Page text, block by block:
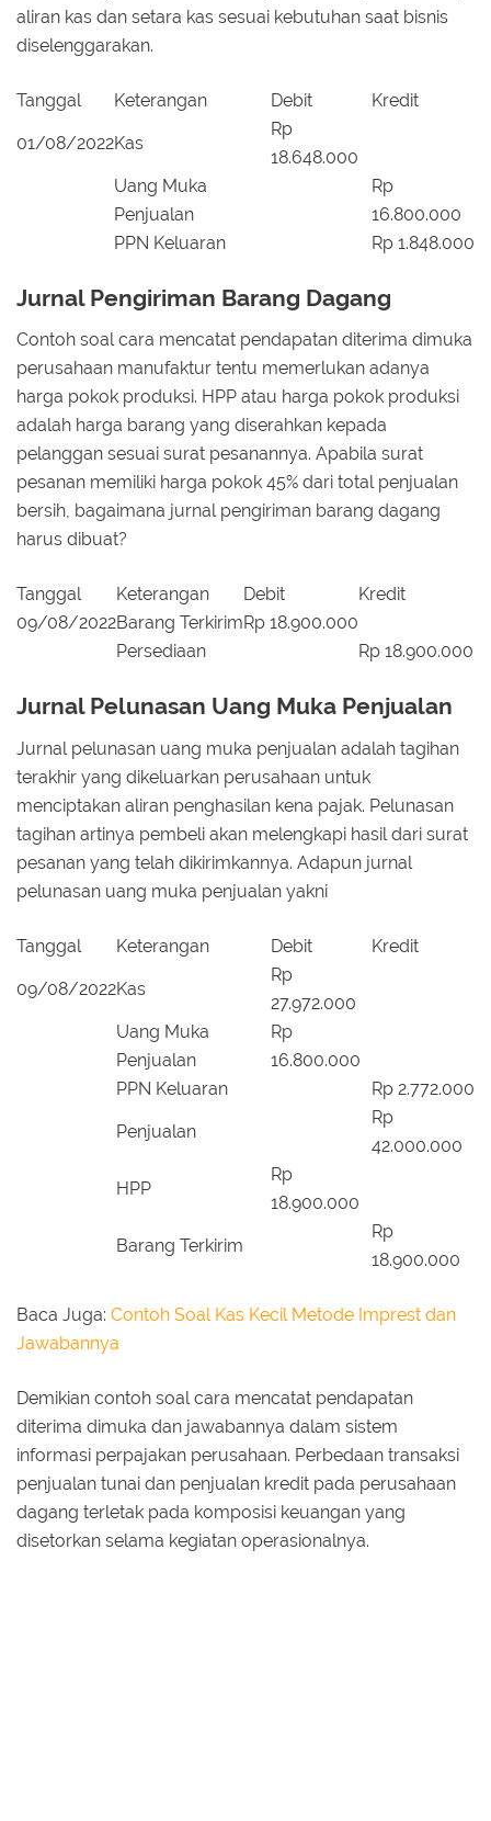
aliran kas dan setara kas sesuai kebutuhan saat bisnis
diselenggarakan.
Tanggal Keterangan Debit Kredit
01/08/2022Kas
Rp
18.648.000
Uang Muka
Penjualan
Rp
16.800.000
PPN Keluaran
Rp 1.848.000
Jurnal Pengiriman Barang Dagang
Contoh soal cara mencatat pendapatan diterima dimuka
perusahaan manufaktur tentu memerlukan adanya
harga pokok produksi. HPP atau harga pokok produksi
adalah harga barang yang diserahkan kepada
pelanggan sesuai surat pesanannya. Apabila surat
pesanan memiliki harga pokok 45% dari total penjualan
bersih, bagaimana jurnal pengiriman barang dagang
harus dibuat?
Tanggal Keterangan Debit
Kredit
09/08/2022Barang TerkirimRp 18.900.000
Persediaan
Rp 18.900.000
Jurnal Pelunasan Uang Muka Penjualan
Jurnal pelunasan uang muka penjualan adalah tagihan
terakhir yang dikeluarkan perusahaan untuk
menciptakan aliran penghasilan kena pajak. Pelunasan
tagihan artinya pembeli akan melengkapi hasil dari surat
pesanan yang telah dikirimkannya. Adapun jurnal
pelunasan uang muka penjualan yakni
Tanggal Keterangan Debit Kredit
09/08/2022Kas
Rp
27.972.000
Uang Muka
Penjualan
Rp
16.800.000
PPN Keluaran
Rp 2.772.000
Penjualan
Rp
42.000.000
HPP
Rp
18.900.000
Barang Terkirim
Rp
18.900.000
Baca Juga: Contoh Soal Kas Kecil Metode Imprest dan
Jawabannya
Demikian contoh soal cara mencatat pendapatan
diterima dimuka dan jawabannya dalam sistem
informasi perpajakan perusahaan. Perbedaan transaksi
penjualan tunai dan penjualan kredit pada perusahaan
dagang terletak pada komposisi keuangan yang
disetorkan selama kegiatan operasionalnya.